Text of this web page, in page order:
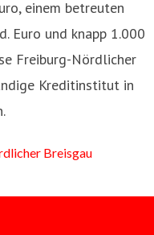
einem betreuten
Euro und knapp 1.000
Freiburg-Nördlicher
Kreditinstitut in